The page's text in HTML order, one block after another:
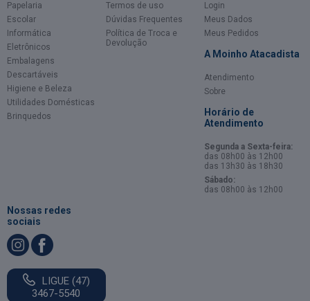
Papelaria
Escolar
Informática
Eletrônicos
Embalagens
Descartáveis
Higiene e Beleza
Utilidades Domésticas
Brinquedos
Termos de uso
Dúvidas Frequentes
Política de Troca e
Devolução
Login
Meus Dados
Meus Pedidos
A Moinho Atacadista
Atendimento
Sobre
Horário de
Atendimento
Segunda a Sexta-feira:
das 08h00 às 12h00
das 13h30 às 18h30
Sábado:
das 08h00 às 12h00
Nossas redes
sociais
LIGUE (47)
3467-5540